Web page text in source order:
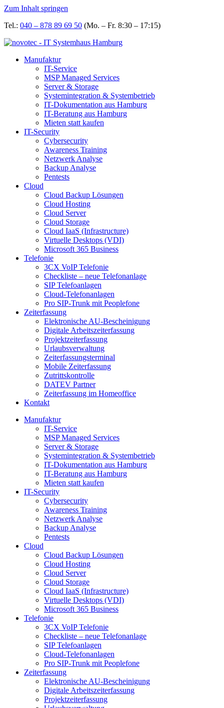
Zum Inhalt springen
Tel.: 040 – 878 89 69 50 (Mo. – Fr. 8:30 – 17:15)
Manufaktur
IT-Service
MSP Managed Services
Server & Storage
Systemintegration & Systembetrieb
IT-Dokumentation aus Hamburg
IT-Beratung aus Hamburg
Mieten statt kaufen
IT-Security
Cybersecurity
Awareness Training
Netzwerk Analyse
Backup Analyse
Pentests
Cloud
Cloud Backup Lösungen
Cloud Hosting
Cloud Server
Cloud Storage
Cloud IaaS (Infrastructure)
Virtuelle Desktops (VDI)
Microsoft 365 Business
Telefonie
3CX VoIP Telefonie
Checkliste – neue Telefonanlage
SIP Telefoanlagen
Cloud-Telefonanlagen
Pro SIP-Trunk mit Peoplefone
Zeiterfassung
Elektronische AU-Bescheinigung
Digitale Arbeitszeiterfassung
Projektzeiterfassung
Urlaubsverwaltung
Zeiterfassungsterminal
Mobile Zeiterfassung
Zutrittskontrolle
DATEV Partner
Zeiterfassung im Homeoffice
Kontakt
Manufaktur
IT-Service
MSP Managed Services
Server & Storage
Systemintegration & Systembetrieb
IT-Dokumentation aus Hamburg
IT-Beratung aus Hamburg
Mieten statt kaufen
IT-Security
Cybersecurity
Awareness Training
Netzwerk Analyse
Backup Analyse
Pentests
Cloud
Cloud Backup Lösungen
Cloud Hosting
Cloud Server
Cloud Storage
Cloud IaaS (Infrastructure)
Virtuelle Desktops (VDI)
Microsoft 365 Business
Telefonie
3CX VoIP Telefonie
Checkliste – neue Telefonanlage
SIP Telefoanlagen
Cloud-Telefonanlagen
Pro SIP-Trunk mit Peoplefone
Zeiterfassung
Elektronische AU-Bescheinigung
Digitale Arbeitszeiterfassung
Projektzeiterfassung